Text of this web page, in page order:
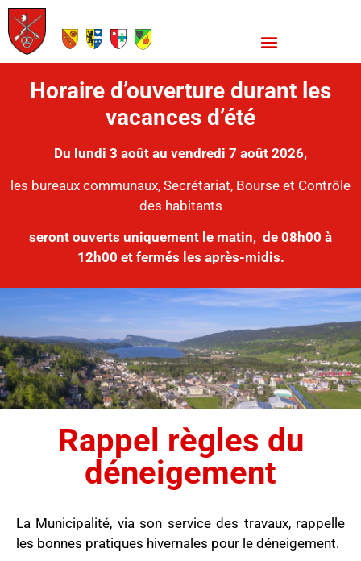
Horaire d’ouverture durant les
vacances d’été
Du lundi 3 août au vendredi 7 août 2026,
les bureaux communaux, Secrétariat, Bourse et Contrôle
des habitants
seront ouverts uniquement le matin, de 08h00 à
12h00 et fermés les après-midis.
Rappel règles du
déneigement
La Municipalité, via son service des travaux, rappelle
les bonnes pratiques hivernales pour le déneigement.